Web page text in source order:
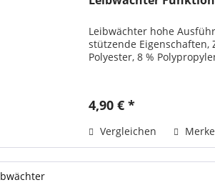
Leibwächter hohe
stützende Eigenschaften,
Polyester, 8 %
4,90 € *
Vergleichen